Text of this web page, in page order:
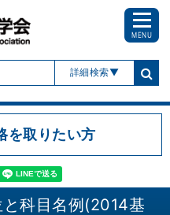
詳細検索
MENU
を取りたい方
科目名例(2014基